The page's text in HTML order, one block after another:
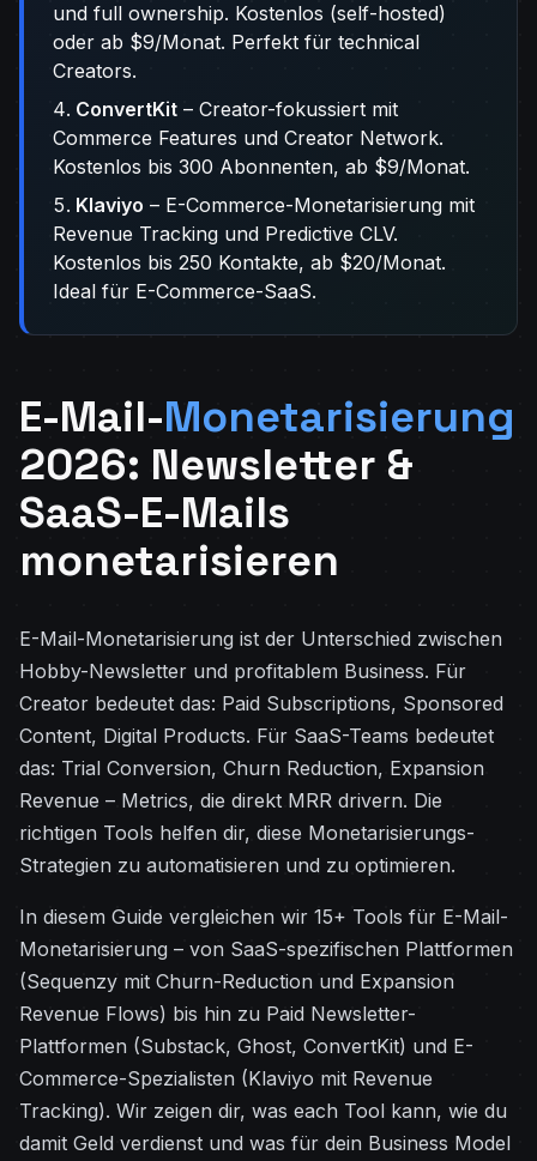
und full ownership. Kostenlos (self-hosted)
oder ab $9/Monat. Perfekt für technical
Creators.
ConvertKit – Creator-fokussiert mit
Commerce Features und Creator Network.
Kostenlos bis 300 Abonnenten, ab $9/Monat.
Klaviyo – E-Commerce-Monetarisierung mit
Revenue Tracking und Predictive CLV.
Kostenlos bis 250 Kontakte, ab $20/Monat.
Ideal für E-Commerce-SaaS.
E-Mail-Monetarisierung
2026: Newsletter &
SaaS-E-Mails
monetarisieren
E-Mail-Monetarisierung ist der Unterschied zwischen
Hobby-Newsletter und profitablem Business. Für
Creator bedeutet das: Paid Subscriptions, Sponsored
Content, Digital Products. Für SaaS-Teams bedeutet
das: Trial Conversion, Churn Reduction, Expansion
Revenue – Metrics, die direkt MRR drivern. Die
richtigen Tools helfen dir, diese Monetarisierungs-
Strategien zu automatisieren und zu optimieren.
In diesem Guide vergleichen wir 15+ Tools für E-Mail-
Monetarisierung – von SaaS-spezifischen Plattformen
(Sequenzy mit Churn-Reduction und Expansion
Revenue Flows) bis hin zu Paid Newsletter-
Plattformen (Substack, Ghost, ConvertKit) und E-
Commerce-Spezialisten (Klaviyo mit Revenue
Tracking). Wir zeigen dir, was each Tool kann, wie du
damit Geld verdienst und was für dein Business Model